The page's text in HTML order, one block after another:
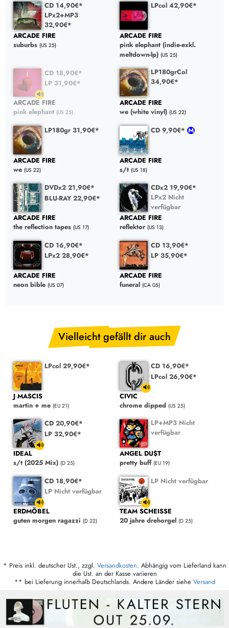
CD 14,90€*
LPx2+MP3
32,90€*
ARCADE FIRE
suburbs (US 25)
LPcol 42,90€*
ARCADE FIRE
pink elephant (indie-exkl.
meltdown-lp) (US 25)
CD 18,90€*
LP 31,90€*
ARCADE FIRE
pink elephant (US 25)
LP180grCol
34,90€*
ARCADE FIRE
we (white vinyl) (US 22)
LP180gr 31,90€*
ARCADE FIRE
we (US 22)
CD 9,90€*
ARCADE FIRE
s/t (US 18)
DVDx2 21,90€*
BLU-RAY 22,90€*
ARCADE FIRE
the reflection tapes (US 17)
CDx2 19,90€*
LPx2 Nicht
verfügbar
ARCADE FIRE
reflektor (US 13)
CD 16,90€*
LPx2 28,90€*
ARCADE FIRE
neon bible (US 07)
CD 13,90€*
LP 35,90€*
ARCADE FIRE
funeral (CA 05)
Vielleicht gefällt dir auch
LPcol 29,90€*
J MASCIS
martin + me (EU 21)
CD 16,90€*
LPcol 26,90€*
CIVIC
chrome dipped (US 25)
CD 20,90€*
LP 32,90€*
IDEAL
s/t (2025 Mix) (D 25)
LP+MP3 Nicht
verfügbar
ANGEL DU$T
pretty buff (EU 19)
CD 18,90€*
LP Nicht verfügbar
ERDMÖBEL
guten morgen ragazzi (D 22)
LP Nicht verfügbar
TEAM SCHEISSE
20 jahre drehorgel (D 25)
* Preis inkl. deutscher Ust., zzgl. Versandkosten. Abhängig vom Lieferland kann
die Ust. an der Kasse variieren
** bei Lieferung innerhalb Deutschlands. Andere Länder siehe Versand